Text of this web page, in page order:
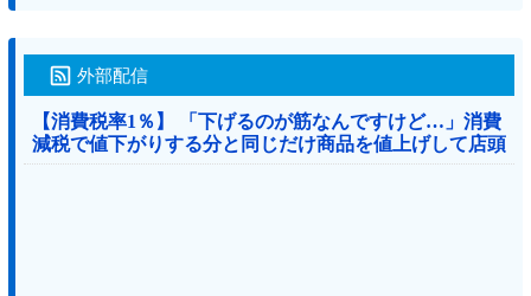
外部配信
【消費税率1％】 「下げるのが筋なんですけど…」消費
減税で値下がりする分と同じだけ商品を値上げして店頭
価格を変えない店も